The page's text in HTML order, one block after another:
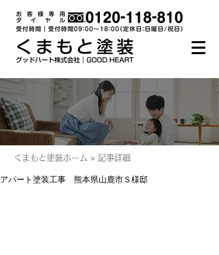
くまもと塗装ホーム » 記事詳細
アパート塗装工事 熊本県山鹿市Ｓ様邸